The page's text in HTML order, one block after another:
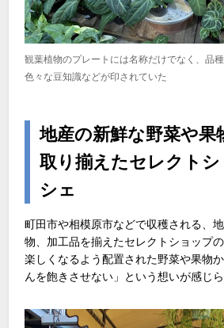
観葉植物のプレートには名称だけでなく、品
色々な豆知識などが印されていた
地産の新鮮な野菜や果
取り揃えたセレクト
シェ
町田市や相模原市などで収穫される、
物、加工品を揃えたセレクトショップ
楽しくなるよう配置された野菜や果物
んを飽きさせない」という想いが感じら